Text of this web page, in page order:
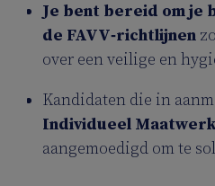
Je bent bereid om je
de FAVV‑richtlijnen
over een veilige en
Kandidaten die in
Individueel
aangemoedigd om te